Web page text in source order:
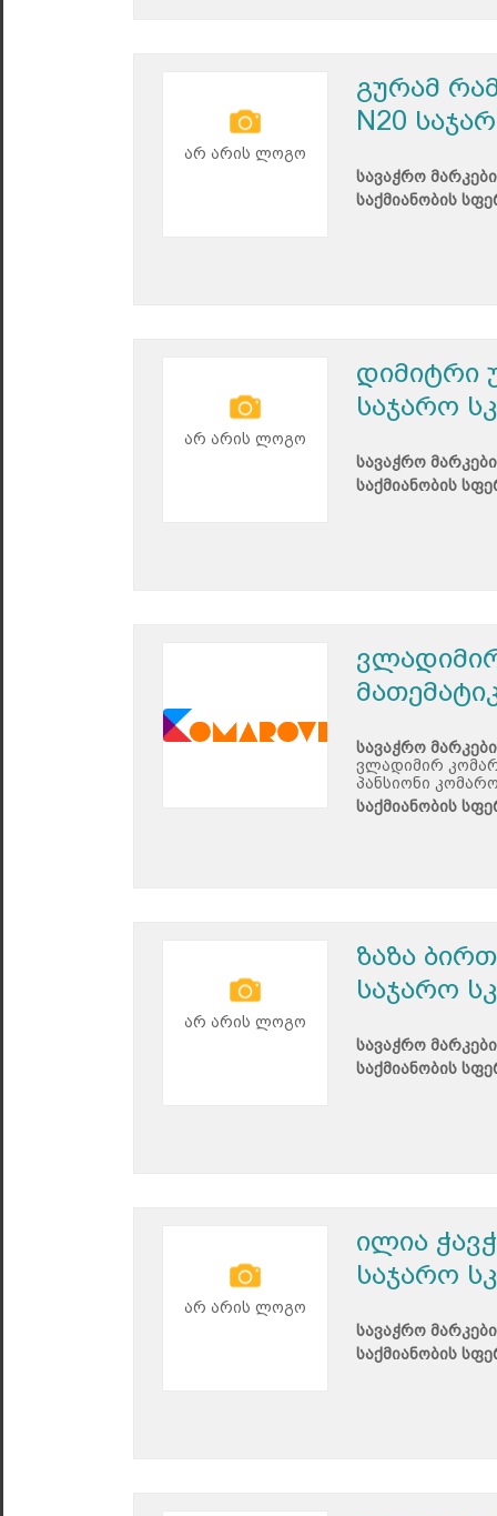
არ არის ლოგო
გურამ
N20
სავაჭრო
საქმიანობის
არ არის ლოგო
დიმიტრი
საჯარო
სავაჭრო
საქმიანობის
სავაჭრო
ვლადიმირ
პანსიონი
საქმიანობის
არ არის ლოგო
ზაზა
საჯარო
სავაჭრო
საქმიანობის
არ არის ლოგო
ილია
საჯარო
სავაჭრო
საქმიანობის